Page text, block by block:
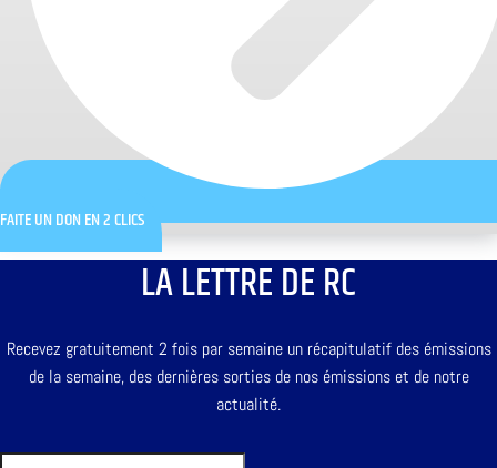
FAITE UN DON EN 2 CLICS
LA LETTRE DE RC
Recevez gratuitement 2 fois par semaine un récapitulatif des émissions
de la semaine, des dernières sorties de nos émissions et de notre
actualité.